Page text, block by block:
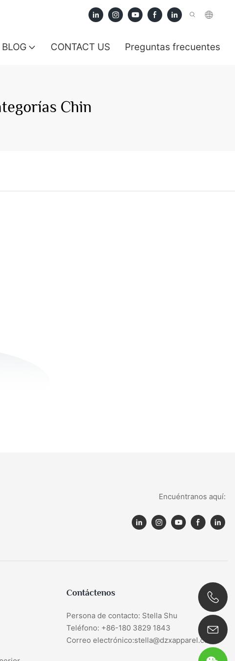
BLOG CONTACT US Preguntas frecuentes
Chin
Encuéntranos aquí:
Contáctenos
Persona de contacto: Stella Shu
Teléfono: +86-180 3829 1843
Correo electrónico:stella@dzxapparel.com